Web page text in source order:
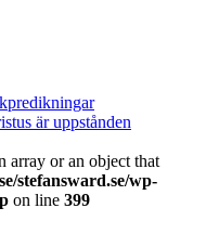
är uppstånden
array or an object that
stefansward.se/wp-
on line 399